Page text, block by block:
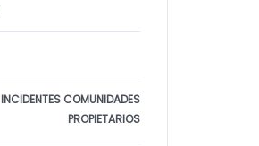
INCIDENTES COMUNIDADES
PROPIETARIOS